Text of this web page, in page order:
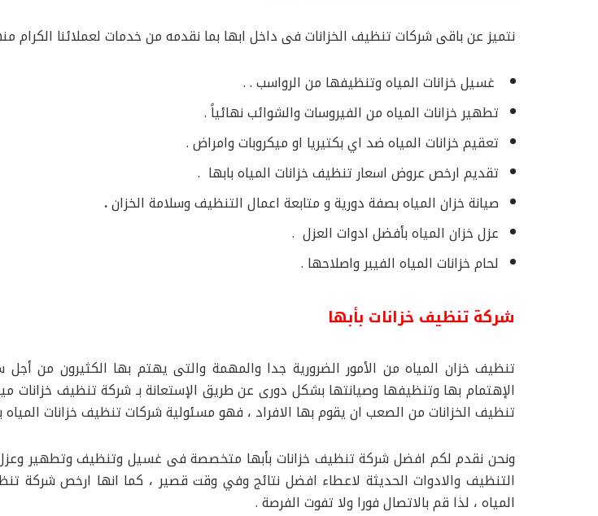
نتميز عن باقى شركات تنظيف الخزانات فى داخل ابها بما نقدمه من خدمات لعملائنا الكرام
غسيل خزانات المياه وتنظيفها من الرواسب . .
تطهير خزانات المياه من الفيروسات والشوائب نهائياً .
تعقيم خزانات المياه ضد اي بكتيريا او ميكروبات وامراض .
تقديم ارخص عروض اسعار تنظيف خزانات المياه بابها .
صيانة خزان المياه بصفة دورية و متابعة اعمال التنظيف وسلامة الخزان.
عزل خزان المياه بأفضل ادوات العزل .
لحام خزانات المياه الفيبر واصلاحها .
شركة تنظيف خزانات بأبها
تنظيف خزان المياه من الأمور الضرورية جدا والمهمة والتى يهتم بها الكثيرون من
الإهتمام بها وتنظيفها وصيانتها بشكل دورى عن طريق الإستعانة بـ شركة تنظيف
تنظيف الخزانات من الصعب ان يقوم بها الافراد ، فهو مسئولية شركات تنظيف خزانات المياه
ونحن نقدم لكم افضل شركة تنظيف خزانات بأبها متخصصة فى غسيل وتنظيف وتطهير وعزل
التنظيف والادوات الحديثة لاعطاء افضل نتائج وفي وقت قصير ، كما انها ارخص شركة
المياه ، لذا قم بالاتصال فورا ولا تفوت الفرصة .